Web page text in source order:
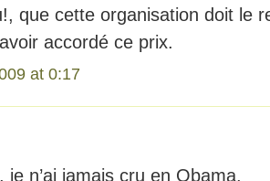
que cette organisation doit le
accordé ce prix.
at 0:17
je n’ai jamais cru en Obama.